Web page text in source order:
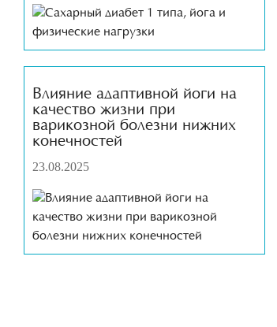
Влияние адаптивной йоги на
качество жизни при
варикозной болезни нижних
конечностей
23.08.2025